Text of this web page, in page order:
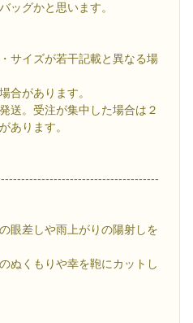
ッグかと思います。
サイズが若干記載と異なる場
合があります。
送。受注が集中した場合は２
あります。
眼差しや雨上がりの陽射しを
ぬくもりや幸を鞄にカットし